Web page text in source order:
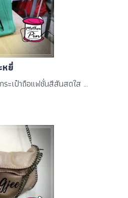
หยี่
ะเป๋าถือแฟชั่นสีสันสดใส ...